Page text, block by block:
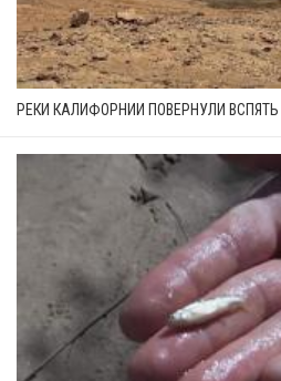
РЕКИ КАЛИФОРНИИ ПОВЕРНУЛИ